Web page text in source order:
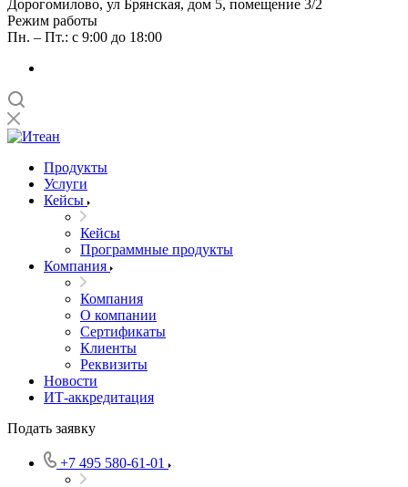
Дорогомилово, ул Брянская, дом 5, помещение 3/2
Режим работы
Пн. – Пт.: с 9:00 до 18:00
Продукты
Услуги
Кейсы
Кейсы
Программные продукты
Компания
Компания
О компании
Сертификаты
Клиенты
Реквизиты
Новости
ИТ-аккредитация
Подать заявку
+7 495 580-61-01